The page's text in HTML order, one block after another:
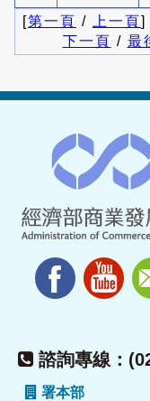
[第一頁 / 上一頁]
下一頁 / 最
諮詢專線：
署本部